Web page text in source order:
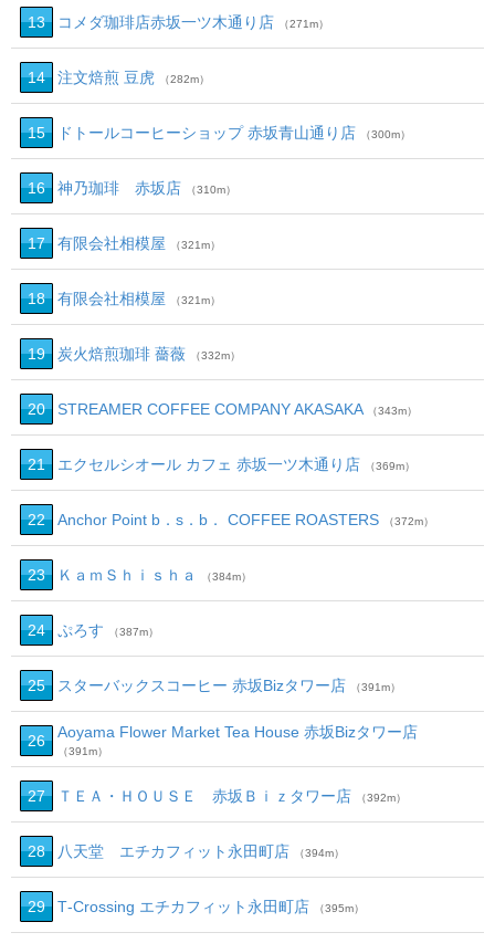
13 コメダ珈琲店赤坂一ツ木通り店 （271m）
14 注文焙煎 豆虎 （282m）
15 ドトールコーヒーショップ 赤坂青山通り店 （300m）
16 神乃珈琲 赤坂店 （310m）
17 有限会社相模屋 （321m）
18 有限会社相模屋 （321m）
19 炭火焙煎珈琲 薔薇 （332m）
20 STREAMER COFFEE COMPANY AKASAKA （343m）
21 エクセルシオール カフェ 赤坂一ツ木通り店 （369m）
22 Anchor Point b．s．b． COFFEE ROASTERS （372m）
23 ＫａｍＳｈｉｓｈａ （384m）
24 ぷろす （387m）
25 スターバックスコーヒー 赤坂Bizタワー店 （391m）
26 Aoyama Flower Market Tea House 赤坂Bizタワー店
（391m）
27 ＴＥＡ・ＨＯＵＳＥ 赤坂Ｂｉｚタワー店 （392m）
28 八天堂 エチカフィット永田町店 （394m）
29 T‐Crossing エチカフィット永田町店 （395m）